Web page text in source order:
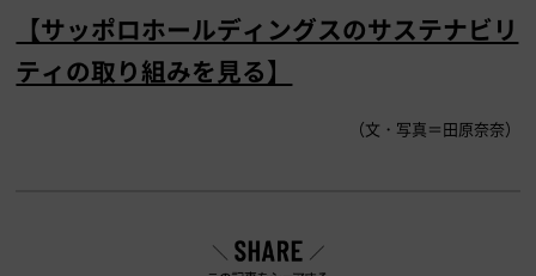
【サッポロホールディングスのサステナビリ
ティの取り組みを見る】
（文・写真＝田原奈奈）